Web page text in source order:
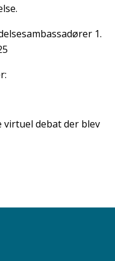
1.
virtuel debat der blev